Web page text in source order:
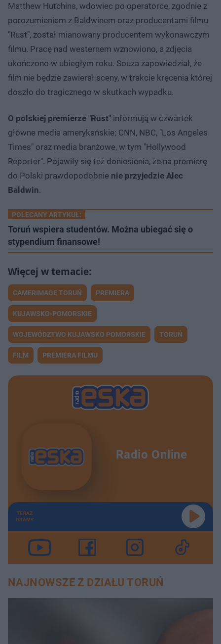
Matthew Hutchins, wdowiec po operatorce, zgodnie z
porozumieniem z Baldwinem oraz producentami filmu
"Rust", został mianowany producentem wykonawczym
filmu. Pracę nad westernem wznowiono, a zdjęcia
ukończono w ubiegłym roku. Souza zapowiedział, że
film nie będzie zawierał sceny, w trakcie kręcenia której
doszło do tragicznego w skutkach wypadku.
O polskiej premierze "Rust" informują w czwartek
główne media amerykańskie; CNN, NBC, "Los Angeles
Times" oraz media branżowe, w tym "Hollywood
Reporter". Pojawiły się też doniesienia, że na premierę
do Polski prawdopodobnie nie przyjedzie Alec
Baldwin.
POLECANY ARTYKUŁ:
Toruń wspiera studentów. Można ubiegać się o
stypendium finansowe!
CAMERIMAGE TORUŃ PREMIERA
KUJAWSKO-POMORSKIE
WOJEWÓDZTWO KUJAWSKO POMORSKIE TORUŃ
FILM PREMIERA FILMU
Radio Online
TERAZ
GRAMY
NAJNOWSZE Z DZIAŁU TORUŃ